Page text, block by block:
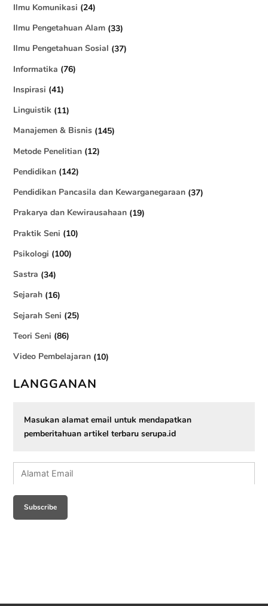
Ilmu Komunikasi (24)
Ilmu Pengetahuan Alam (33)
Ilmu Pengetahuan Sosial (37)
Informatika (76)
Inspirasi (41)
Linguistik (11)
Manajemen & Bisnis (145)
Metode Penelitian (12)
Pendidikan (142)
Pendidikan Pancasila dan Kewarganegaraan (37)
Prakarya dan Kewirausahaan (19)
Praktik Seni (10)
Psikologi (100)
Sastra (34)
Sejarah (16)
Sejarah Seni (25)
Teori Seni (86)
Video Pembelajaran (10)
LANGGANAN
Masukan alamat email untuk mendapatkan
pemberitahuan artikel terbaru serupa.id
Alamat
Email
Subscribe